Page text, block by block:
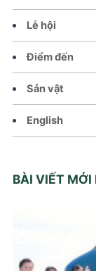
Lễ hội
Điểm đến
Sản vật
English
BÀI VIẾT MỚI